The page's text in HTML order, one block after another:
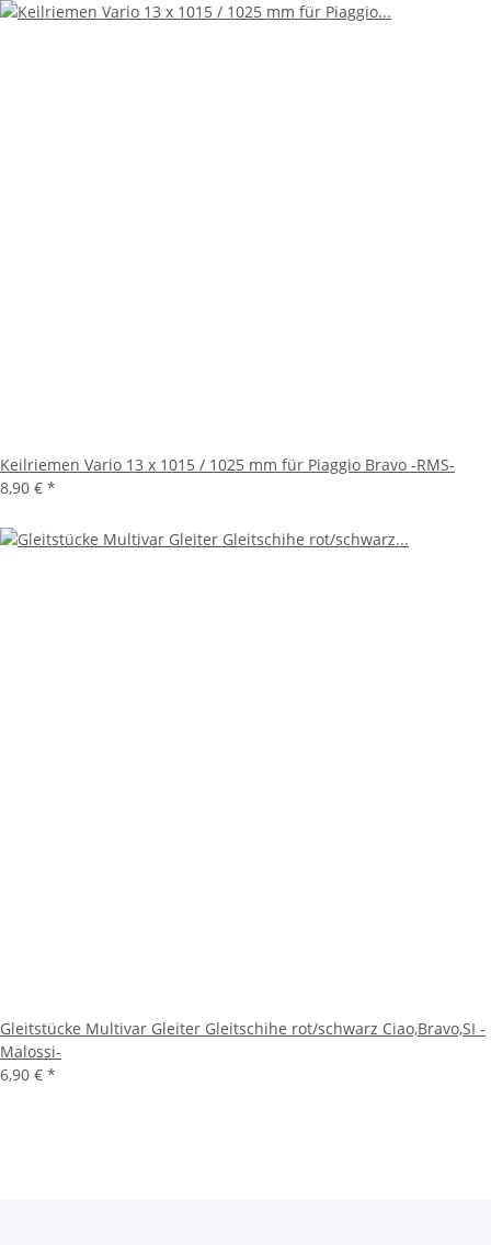
Keilriemen Vario 13 x 1015 / 1025 mm für Piaggio Bravo -RMS-
8,90 € *
Gleitstücke Multivar Gleiter Gleitschihe rot/schwarz Ciao,Bravo,SI -
Malossi-
6,90 € *